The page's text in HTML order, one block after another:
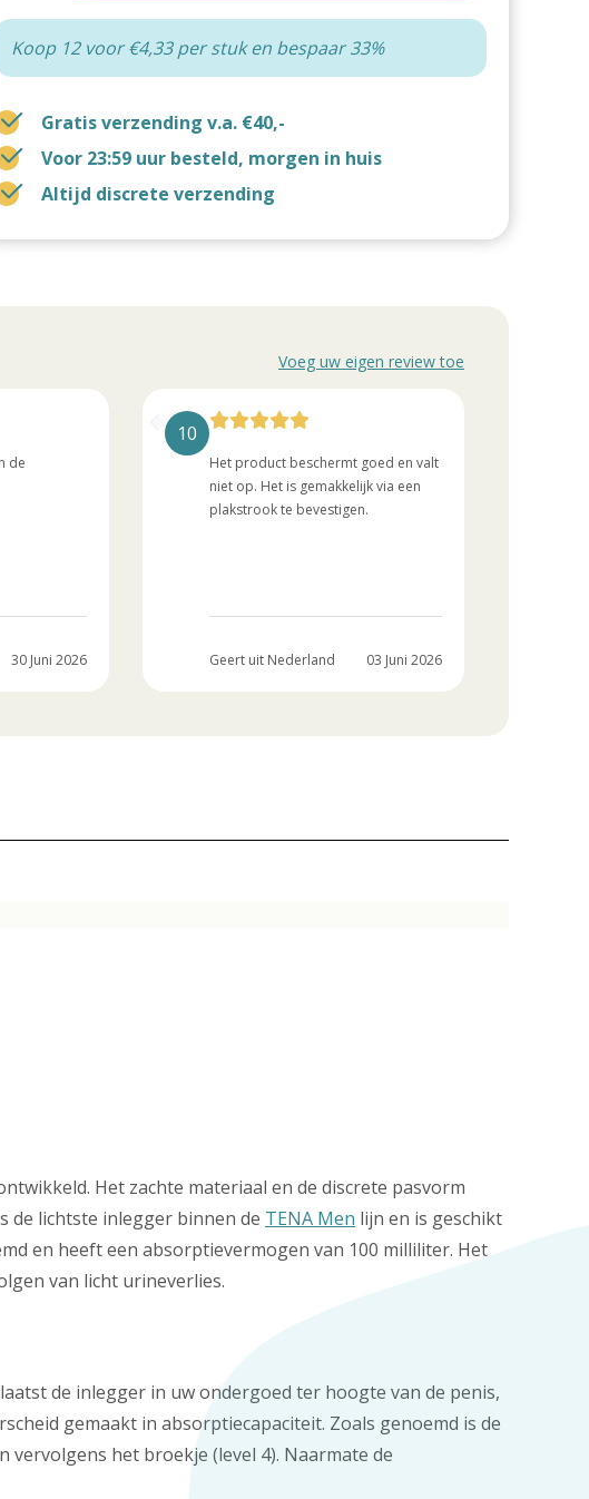
Koop 12 voor €4,33 per stuk en bespaar 33%
Gratis verzending v.a. €40,-
Voor 23:59 uur besteld, morgen in huis
Altijd discrete verzending
Voeg uw eigen review toe
de
30 Juni 2026
10
Het product beschermt goed en valt
niet op. Het is gemakkelijk via een
plakstrook te bevestigen.
Geert uit Nederland 03 Juni 2026
Het zachte materiaal en de discrete pasvorm
de lichtste inlegger binnen de TENA Men lijn en is geschikt
en heeft een absorptievermogen van 100 milliliter. Het
van licht urineverlies.
de inlegger in uw ondergoed ter hoogte van de penis,
gemaakt in absorptiecapaciteit. Zoals genoemd is de
vervolgens het broekje (level 4). Naarmate de